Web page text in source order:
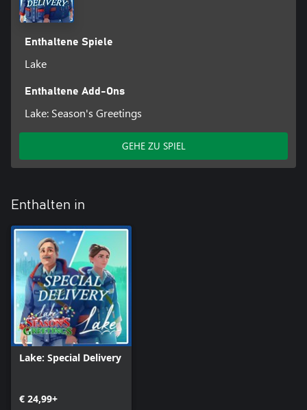
Enthaltene Spiele
Lake
Enthaltene Add-Ons
Lake: Season's Greetings
GEHE ZU SPIEL
Enthalten in
Lake: Special Delivery
€ 24,99+